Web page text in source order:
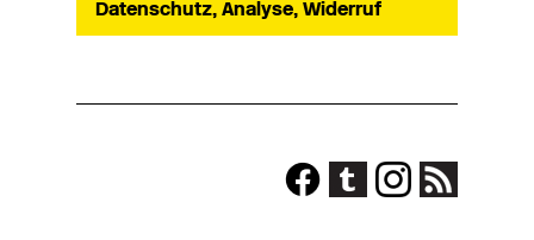
Datenschutz, Analyse, Widerruf